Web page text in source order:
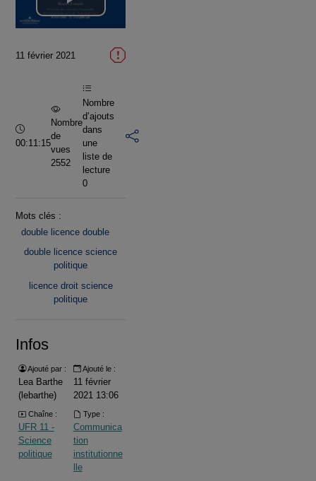
Lire
la
vidéo
11 février 2021
Durée :
00:11:15
Nombre
de
vues
2552
Nombre
d’ajouts
dans
une
liste de
lecture
0
Mots clés :
double licence double
double licence science
politique
licence droit science
politique
Infos
Ajouté par :
Lea Barthe
(lebarthe)
Ajouté le :
11 février
2021 13:06
Chaîne :
UFR 11 -
Science
politique
Type :
Communica
tion
institutionne
lle